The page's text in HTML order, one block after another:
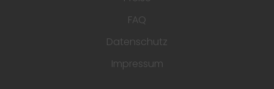
FAQ
Datenschutz
Impressum